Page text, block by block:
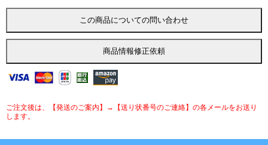
ご注文後は、【発送のご案内】→【送り状番号のご連絡】の各メールをお送り
します。